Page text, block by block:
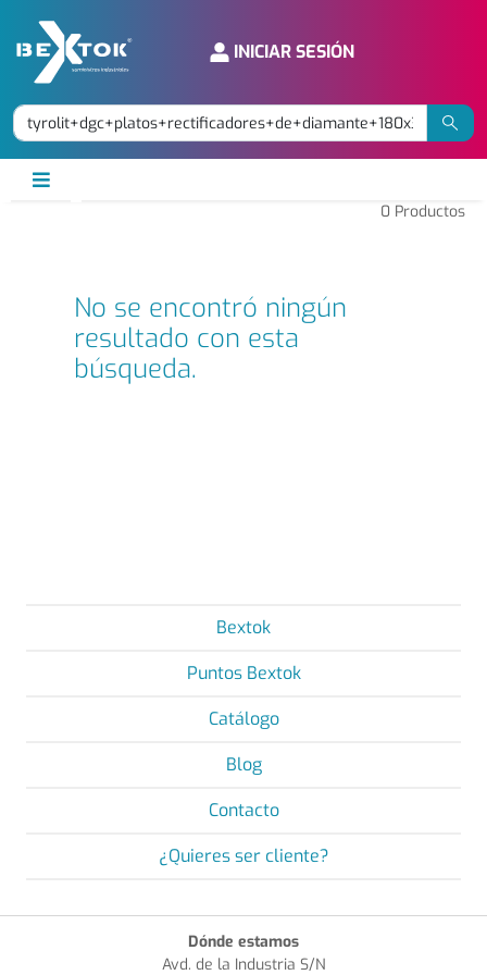
INICIAR SESIÓN
0 Productos
No se encontró ningún
resultado con esta
búsqueda.
Bextok
Puntos Bextok
Catálogo
Blog
Contacto
¿Quieres ser cliente?
Dónde estamos
Avd. de la Industria S/N